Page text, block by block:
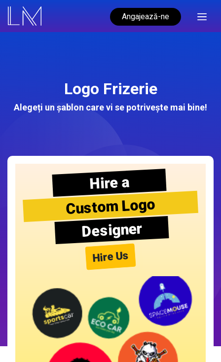
Angajează-ne
Logo Frizerie
Alegeți un șablon care vi se potrivește mai bine!
Hire a
Custom Logo
Designer
Hire Us